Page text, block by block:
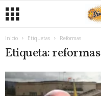
Inicio Etiquetas Reformas
Etiqueta: reformas